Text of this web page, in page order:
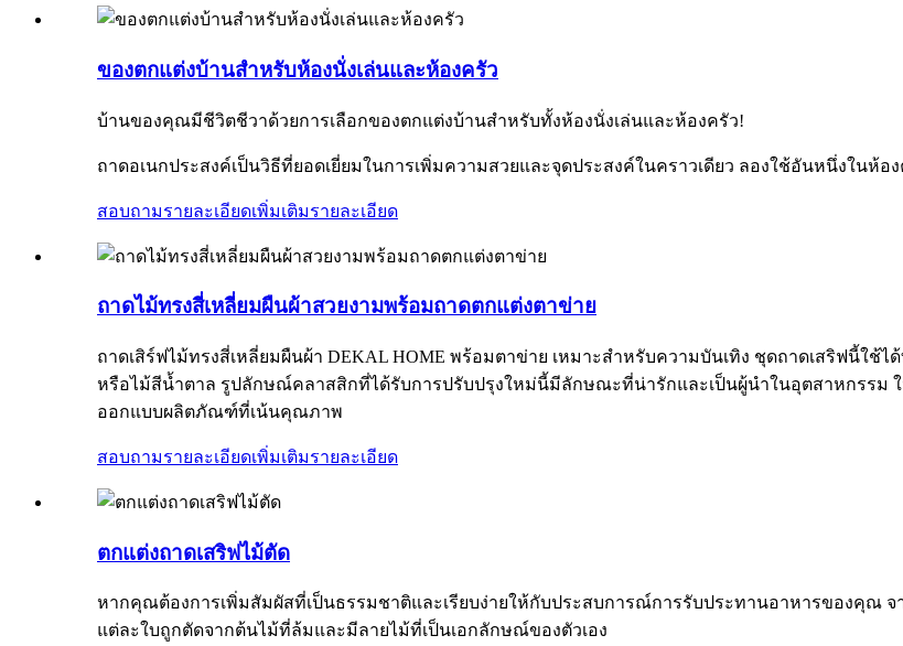
ของตกแต่งบ้านสำหรับห้องนั่งเล่นและห้องครัว
บ้านของคุณมีชีวิตชีวาด้วยการเลือกของตกแต่งบ้านสำหรับทั้งห้องนั่งเล่นและห้องครัว!
ถาดอเนกประสงค์เป็นวิธีที่ยอดเยี่ยมในการเพิ่มความสวยและจุดประสงค์ในคราวเดียว ลองใช้อันหนึ่งในห้
สอบถามรายละเอียดเพิ่มเติมรายละเอียด
ถาดไม้ทรงสี่เหลี่ยมผืนผ้าสวยงามพร้อมถาดตกแต่งตาข่าย
ถาดเสิร์ฟไม้ทรงสี่เหลี่ยมผืนผ้า DEKAL HOME พร้อมตาข่าย เหมาะสำหรับความบันเทิง ชุดถาดเสริฟนี้ใ
หรือไม้สีน้ำตาล รูปลักษณ์คลาสสิกที่ได้รับการปรับปรุงใหม่นี้มีลักษณะที่น่ารักและเป็นผู้นำในอุตสาหกรรม ใ
ออกแบบผลิตภัณฑ์ที่เน้นคุณภาพ
สอบถามรายละเอียดเพิ่มเติมรายละเอียด
ตกแต่งถาดเสริฟไม้ตัด
หากคุณต้องการเพิ่มสัมผัสที่เป็นธรรมชาติและเรียบง่ายให้กับประสบการณ์การรับประทานอาหารของคุณ
แต่ละใบถูกตัดจากต้นไม้ที่ล้มและมีลายไม้ที่เป็นเอกลักษณ์ของตัวเอง